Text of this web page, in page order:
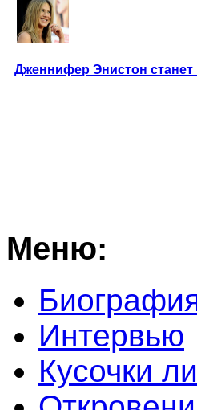
Дженнифер Энистон станет
Меню:
Интервью
Кусочки